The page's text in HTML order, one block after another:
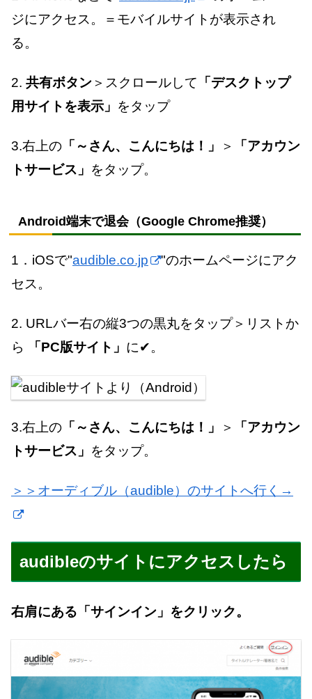
ジにアクセス。＝モバイルサイトが表示され
る。
2. 共有ボタン＞スクロールして 「デスクトップ
用サイトを表示」 をタップ
3.右上の 「～さん、こんにちは！」 ＞
「アカウン
トサービス」 をタップ。
Android端末で退会（Google Chrome推奨）
1．iOSで"audible.co.jp
"のホームページにアク
セス。
2. URLバー右の縦3つの黒丸をタップ＞リストか
ら
「 PC版サイト」 に✔。
3.右上の 「～さん、こんにちは！」 ＞
「アカウン
トサービス」 をタップ。
＞＞オーディブル（audible）のサイトへ行く→
audibleのサイトにアクセスしたら
右肩にある「サインイン」をクリック。